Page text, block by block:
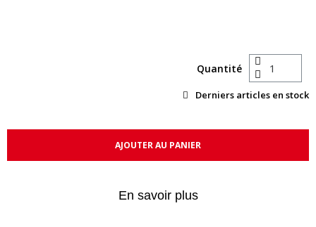
Quantité
Derniers articles en stock
AJOUTER AU PANIER
En savoir plus